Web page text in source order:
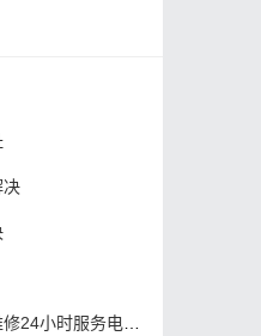
决
电话,空调客服中心电话